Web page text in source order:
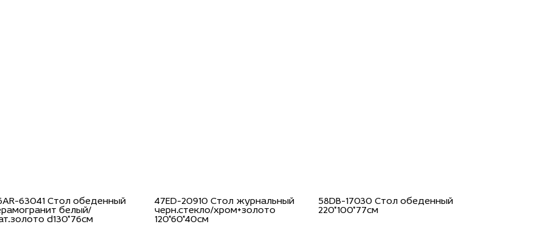
63041 Стол обеденный
белый/
d130*76см
47ED-20910 Стол журнальный
черн.стекло/хром+золото
120*60*40см
58DB-17030 Стол обеденный
220*100*77см